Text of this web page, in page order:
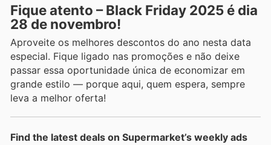
Fique atento – Black Friday 2025 é dia
28 de novembro!
Aproveite os melhores descontos do ano nesta data
especial. Fique ligado nas promoções e não deixe
passar essa oportunidade única de economizar em
grande estilo — porque aqui, quem espera, sempre
leva a melhor oferta!
Find the latest deals on Supermarket’s weekly ads